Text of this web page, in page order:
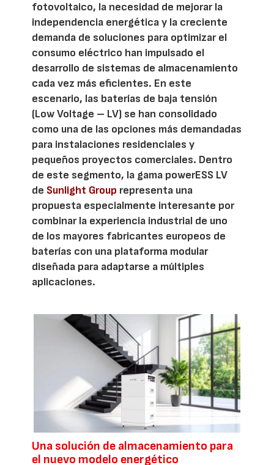
fotovoltaico, la necesidad de mejorar la
independencia energética y la creciente
demanda de soluciones para optimizar el
consumo eléctrico han impulsado el
desarrollo de sistemas de almacenamiento
cada vez más eficientes. En este
escenario, las baterías de baja tensión
(Low Voltage – LV) se han consolidado
como una de las opciones más demandadas
para instalaciones residenciales y
pequeños proyectos comerciales. Dentro
de este segmento, la gama powerESS LV
de Sunlight Group representa una
propuesta especialmente interesante por
combinar la experiencia industrial de uno
de los mayores fabricantes europeos de
baterías con una plataforma modular
diseñada para adaptarse a múltiples
aplicaciones.
Una solución de almacenamiento para
el nuevo modelo energético